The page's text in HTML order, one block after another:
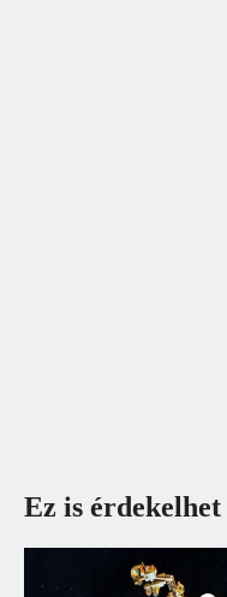
Ez is érdekelhet